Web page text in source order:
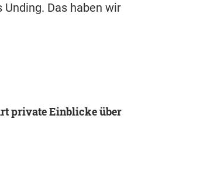
Das haben wir
private Einblicke über